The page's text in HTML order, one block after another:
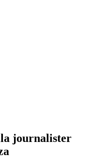
journalister